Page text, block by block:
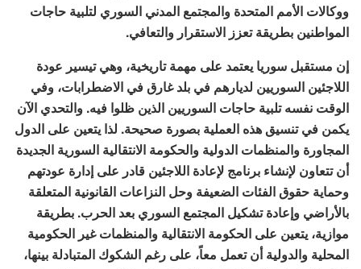
ووكالات الأمم المتحدة والمجتمع المدني السوري لتلبية حاجات
المواطنين بطريقة تعزز الاستقرار والتعافي.
إن مستقبل سوريا يعتمد على مهمة تاريخية، وهي تيسير عودة
اللاجئين السوريين لديارهم في بلد غارق في الاضطرابات، وفي
الوقت نفسه تلبية حاجات السوريين الذين ظلوا فيه. والتحدي الآن
يكمن في تنسيق هذه العملية بصورة صحيحة. لذا يتعين على الدول
المجاورة والمنظمات الدولية والحكومة الانتقالية السورية الجديدة
أن تتعاون لإنشاء برنامج لإعادة اللاجئين قادر على إدارة عودتهم
وحماية حقوق الفئات الضعيفة وحل النزاعات القانونية المتعلقة
بالأراضي وإعادة تشكيل المجتمع السوري بعد الحرب. بطريقة
موازية، يتعين على الحكومة الانتقالية والمنظمات غير الحكومية
المحلية والدولية أن تعمل معاً، على رغم الشكوك المتبادلة بينها،